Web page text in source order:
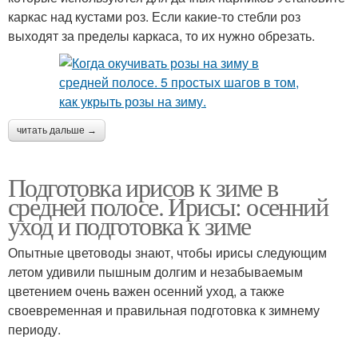
каркас над кустами роз. Если какие-то стебли роз
выходят за пределы каркаса, то их нужно обрезать.
читать дальше →
Подготовка ирисов к зиме в
средней полосе. Ирисы: осенний
уход и подготовка к зиме
Опытные цветоводы знают, чтобы ирисы следующим
летом удивили пышным долгим и незабываемым
цветением очень важен осенний уход, а также
своевременная и правильная подготовка к зимнему
периоду.